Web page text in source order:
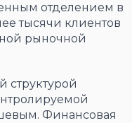
отделением в
тысячи клиентов
рыночной
структурой
Финансовая